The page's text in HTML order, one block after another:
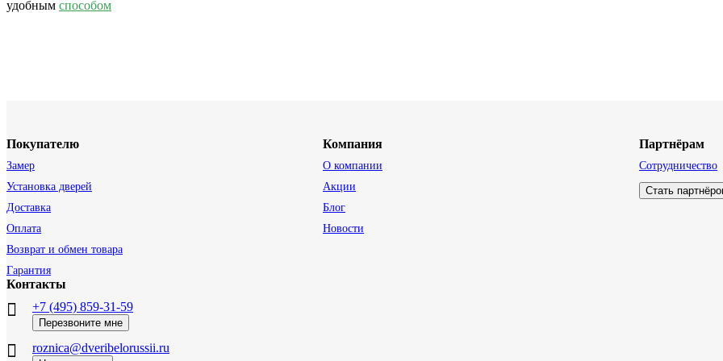
удобным способом
Покупателю
Замер
Установка дверей
Доставка
Оплата
Возврат и обмен товара
Гарантия
Компания
О компании
Акции
Блог
Новости
Партнёрам
Сотрудничество
Стать
Контакты
+7 (495) 859-31-59
Перезвоните мне
roznica@dveribelorussii.ru